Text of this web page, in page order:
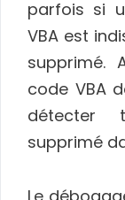
parfois si
VBA est
supprimé.
code VBA
détecter
supprimé